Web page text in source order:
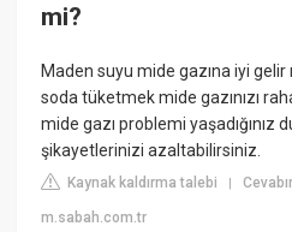
mi?
Maden suyu mide gazına iyi gelir
soda tüketmek mide gazınızı
mide gazı problemi yaşadığınız
şikayetlerinizi azaltabilirsiniz.
Kaynak kaldırma talebi |
m.sabah.com.tr